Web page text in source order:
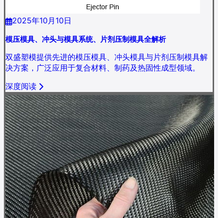
2025年10月10日
模压模具、冲头与模具系统、片剂压制模具全解析
双盛塑模提供先进的模压模具、冲头模具与片剂压制模具解
决方案，广泛应用于复合材料、制药及热固性成型领域。
深度阅读